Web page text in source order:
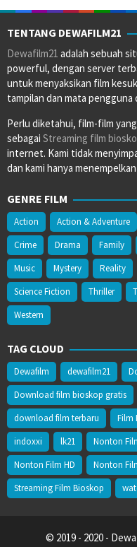
TENTANG DEWAFILM21
Dewafilm21 adalah sebuah
powerful, dengan server
untuk menyaksikan film
tampilan dan mata pengguna
Perlu diketahui, film-film
sebagai Streaming film
internet. Kami tidak
dan kami hanya
GENRE FILM
Action Action & Adventure
Crime
Drama Family
Music
Mystery Reality
Science Fiction
Thriller
Western
TAG CLOUD
Dewafilm dewafilm21
Download film bioskop gratis
download film terbaru
Film
indoxxi
lk21 Nonton
Nonton Film HD
Nonton
Streaming Film Bioskop
© 2019 - 2020 -